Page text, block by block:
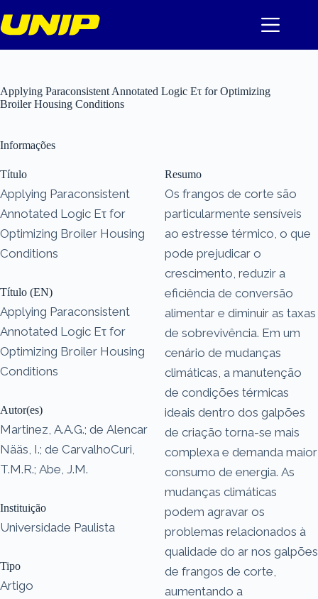
para
o
Applying Paraconsistent Annotated Logic Eτ for Optimizing
Broiler Housing Conditions
Informações
Título
Applying Paraconsistent
Annotated Logic Eτ for
Optimizing Broiler Housing
Conditions
Título (EN)
Applying Paraconsistent
Annotated Logic Eτ for
Optimizing Broiler Housing
Conditions
Autor(es)
Martinez, A.A.G.; de Alencar
Nääs, I.; de CarvalhoCuri,
T.M.R.; Abe, J.M.
Instituição
Universidade Paulista
Tipo
Artigo
Resumo
Os frangos de corte são
particularmente sensíveis
ao estresse térmico, o que
pode prejudicar o
crescimento, reduzir a
eficiência de conversão
alimentar e diminuir as taxas
de sobrevivência. Em um
cenário de mudanças
climáticas, a manutenção
de condições térmicas
ideais dentro dos galpões
de criação torna-se mais
complexa e demanda maior
consumo de energia. As
mudanças climáticas
podem agravar os
problemas relacionados à
qualidade do ar nos galpões
de frangos de corte,
aumentando a